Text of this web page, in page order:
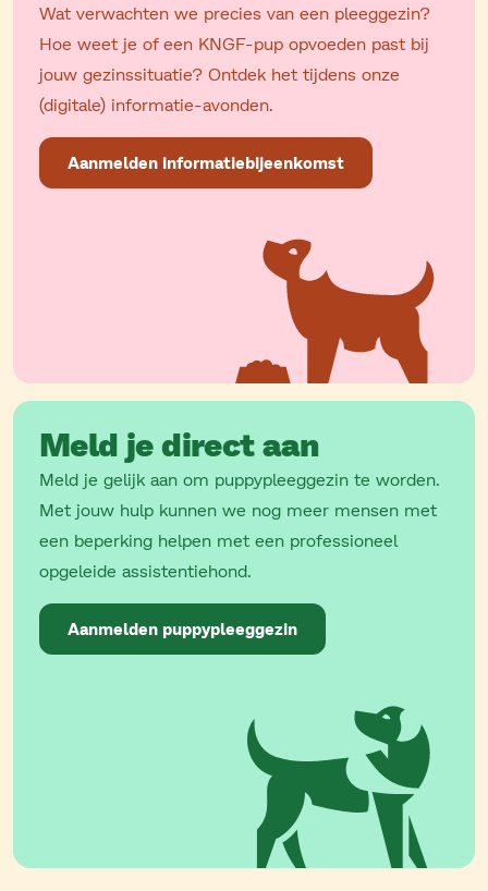
Wat verwachten we precies van een pleeggezin?
Hoe weet je of een KNGF-pup opvoeden past bij
jouw gezinssituatie? Ontdek het tijdens onze
(digitale) informatie-avonden.
Aanmelden informatiebijeenkomst
Meld je direct aan
Meld je gelijk aan om puppypleeggezin te worden.
Met jouw hulp kunnen we nog meer mensen met
een beperking helpen met een professioneel
opgeleide assistentiehond.
Aanmelden puppypleeggezin